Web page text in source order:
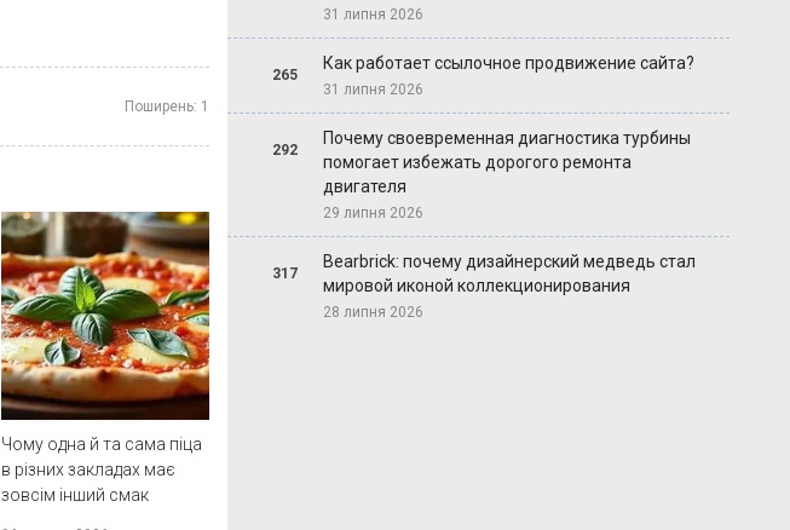
Поширень: 1
Чому одна й та сама піца
в різних закладах має
зовсім інший смак
31 липня 2026
265
Как работает ссылочное продвижение сайта?
31 липня 2026
292
Почему своевременная диагностика турбины
помогает избежать дорогого ремонта
двигателя
29 липня 2026
317
Bearbrick: почему дизайнерский медведь стал
мировой иконой коллекционирования
28 липня 2026